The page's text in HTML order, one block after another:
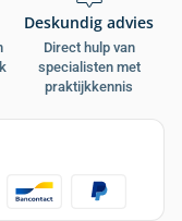
Deskundig advies
Direct hulp van
specialisten met
praktijkkennis